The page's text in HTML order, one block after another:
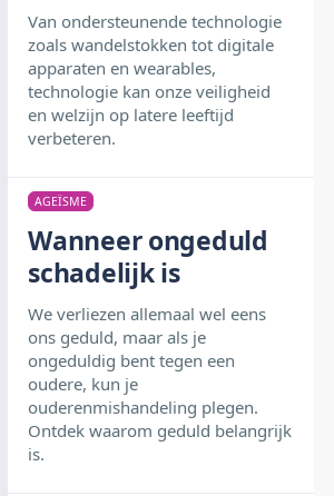
Van ondersteunende technologie
zoals wandelstokken tot digitale
apparaten en wearables,
technologie kan onze veiligheid
en welzijn op latere leeftijd
verbeteren.
AGEÏSME
Wanneer ongeduld
schadelijk is
We verliezen allemaal wel eens
ons geduld, maar als je
ongeduldig bent tegen een
oudere, kun je
ouderenmishandeling plegen.
Ontdek waarom geduld belangrijk
is.